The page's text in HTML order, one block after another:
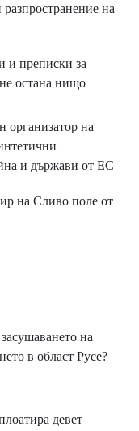
на
и преписки за
остана нищо
организатор на
и държави от ЕС
на Сливо поле от
на
в област Русе?
девет